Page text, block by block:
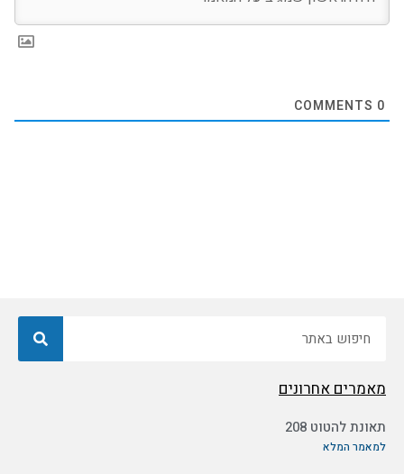
0
מאמרים אחרונים
תאונת להטוט 208
למאמר המלא